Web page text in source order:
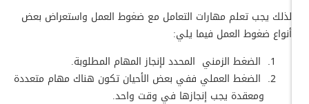
لذلك يجب تعلم مهارات التعامل مع ضغوط العمل واستعراض بعض
أنواع ضغوط العمل فيما يلي:
الضغط الزمني المحدد لإنجاز المهام المطلوبة.
الضغط العملي ففي بعض الأحيان تكون هناك مهام متعددة
ومعقدة يجب إنجازها في وقت واحد.